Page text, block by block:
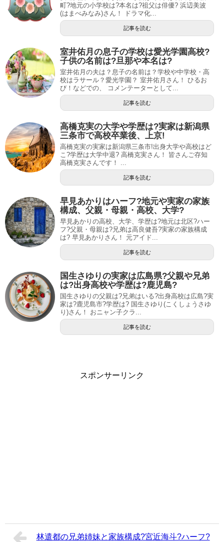
町?地元の小学校は?本名は?祖父は俳優? 浜辺美波
(はまべみなみ)さん！ ドラマ化...
記事を読む
室井佑月の息子の学校は愛光学園高校?
子供の名前は?旦那や本名は?
室井佑月の夫は？息子の名前は？学校や中学校・高
校はラサール？愛光学園？ 室井佑月さん！ ひるお
び！などでの、 コメンテーターとして...
記事を読む
高橋克実の大学や学歴は?実家は新潟県
三条市で高校卒業後、上京!
高橋克実の実家は新潟県三条市!出身大学や高校はど
こ?学歴は大学中退? 高橋克実さん！ 皆さんご存知
高橋克実さんです！ ...
記事を読む
早見あかりはハーフ?地元や実家の家族
構成、父親・母親・高校、大学?
早見あかりの高校、大学、学歴は?地元は北区?ハー
フ?父親・母親は?兄弟は高良健吾?実家の家族構成
は? 早見あかりさん！ 元アイド...
記事を読む
国生さゆりの実家は広島県?父親や兄弟
は?出身高校や学歴は?鹿児島?
国生さゆりの父親は?兄弟はいる?出身高校は広島?実
家は?鹿児島市?学歴は? 国生さゆり(こくしょうさゆ
り)さん！ おニャン子クラ...
記事を読む
スポンサーリンク
林遣都の兄弟姉妹と家族構成?宮近海斗?ハーフ?